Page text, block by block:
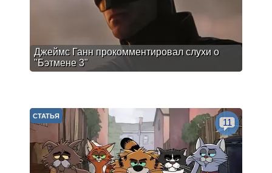
Джеймс Ганн прокомментировал слухи о
"Бэтмене 3"
СТАТЬЯ
11